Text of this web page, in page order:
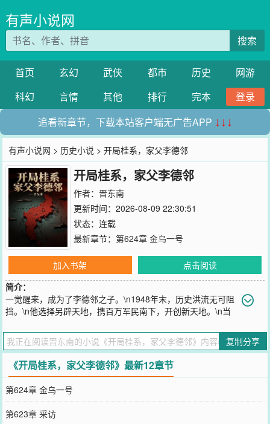
有声小说网
搜索
首页 玄幻 武侠 都市 历史
网游
科幻
言情 其他 排行 完本
登录
追看新章节，下载本站客户端无广告APP ↓↓↓
有声小说网 > 历史小说 > 开局桂系，家父李德邻
开局桂系，家父李德邻
作者： 晋东南
更新时间：2026-08-09 22:30:51
状态：连载
最新章节： 第624章 金乌一号
加入书架
点击阅读
简介：
一觉醒来，成为了李德邻之子。\n1948年末，历史洪流无可阻
挡。\n他选择另辟天地，携百万军民南下，开创新天地。\n当
三熟稻米的丰饶之地，创下一个偌大的基业。
您要是觉得《开局桂系，家父李德邻》还不错的话请不要忘记向您QQ
群和微博微信里的朋友推荐哦！
复制分享
《开局桂系，家父李德邻》最新12章节
第624章 金乌一号
第623章 采访